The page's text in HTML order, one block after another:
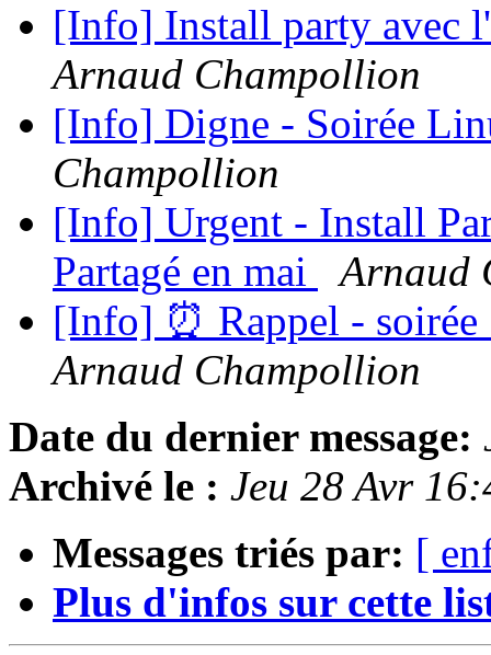
[Info] Install party avec
Arnaud Champollion
[Info] Digne - Soirée
Champollion
[Info] Urgent - Install
Partagé en mai
Arnaud
[Info] ⏰ Rappel -
Arnaud Champollion
Date du dernier message:
Archivé le : Jeu 28 Avr
Messages triés par: [
Plus d'infos sur cette